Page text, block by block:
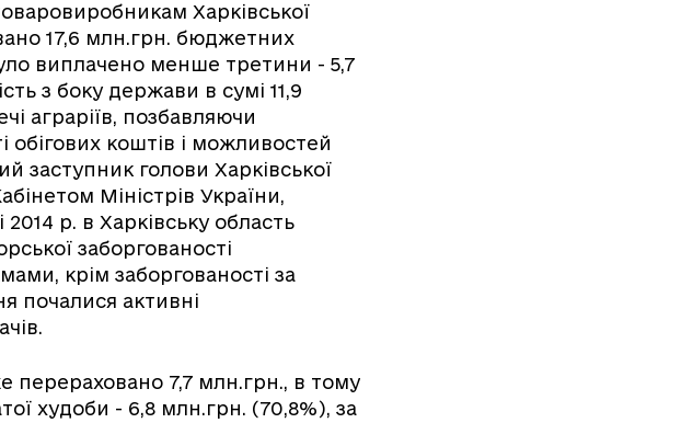
Харківської
17,6 млн.грн. бюджетних
виплачено менше третини - 5,7
з боку держави в сумі 11,9
аграріїв, позбавляючи
обігових коштів і можливостей
заступник голови Харківської
Міністрів України,
р. в Харківську область
заборгованості
крім заборгованості за
почалися активні
перераховано 7,7 млн.грн., в тому
худоби - 6,8 млн.грн. (70,8%), за